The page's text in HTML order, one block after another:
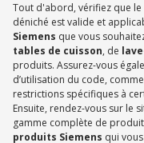
Tout d'abord, vérifiez que le
déniché est valide et
Siemens que vous
tables de cuisson, de
produits. Assurez-vous
d’utilisation du code,
restrictions spécifiques à
Ensuite, rendez-vous sur le
gamme complète de
produits Siemens qui